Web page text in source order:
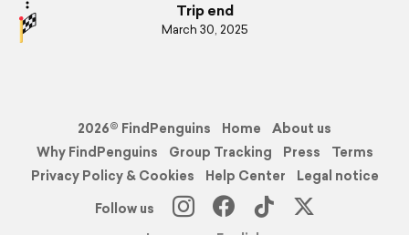
Trip end
March 30, 2025
2026© FindPenguins Home
About us
Why FindPenguins
Group Tracking Press
Terms
Privacy Policy & Cookies
Help Center
Legal notice
Follow us